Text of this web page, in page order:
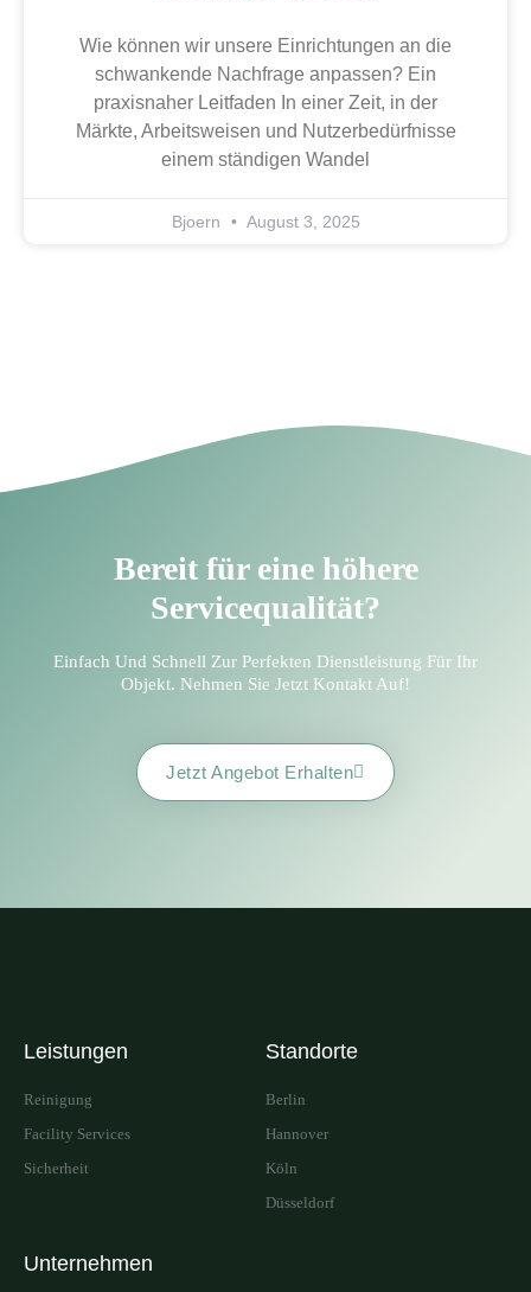
Wie können wir unsere Einrichtungen an die
schwankende Nachfrage anpassen? Ein
praxisnaher Leitfaden In einer Zeit, in der
Märkte, Arbeitsweisen und Nutzerbedürfnisse
einem ständigen Wandel
Bjoern August 3, 2025
Bereit für eine höhere
Servicequalität?
Einfach Und Schnell Zur Perfekten Dienstleistung Für Ihr
Objekt. Nehmen Sie Jetzt Kontakt Auf!
Jetzt Angebot Erhalten
Leistungen
Reinigung
Facility Services
Sicherheit
Standorte
Berlin
Hannover
Köln
Düsseldorf
Unternehmen